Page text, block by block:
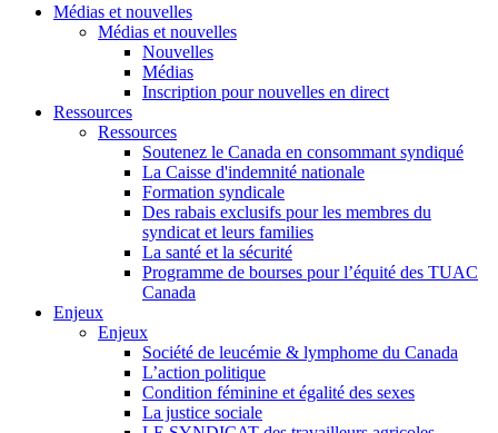
Médias et nouvelles
Médias et nouvelles
Nouvelles
Médias
Inscription pour nouvelles en direct
Ressources
Ressources
Soutenez le Canada en consommant syndiqué
La Caisse d'indemnité nationale
Formation syndicale
Des rabais exclusifs pour les membres du
syndicat et leurs families
La santé et la sécurité
Programme de bourses pour l’équité des TUAC
Canada
Enjeux
Enjeux
Société de leucémie & lymphome du Canada
L’action politique
Condition féminine et égalité des sexes
La justice sociale